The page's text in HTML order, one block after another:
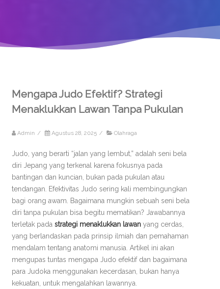
Mengapa Judo Efektif? Strategi
Menaklukkan Lawan Tanpa Pukulan
Admin / Agustus 28, 2025 / Olahraga
Judo, yang berarti “jalan yang lembut,” adalah seni bela
diri Jepang yang terkenal karena fokusnya pada
bantingan dan kuncian, bukan pada pukulan atau
tendangan. Efektivitas Judo sering kali membingungkan
bagi orang awam. Bagaimana mungkin sebuah seni bela
diri tanpa pukulan bisa begitu mematikan? Jawabannya
terletak pada strategi menaklukkan lawan yang cerdas,
yang berlandaskan pada prinsip ilmiah dan pemahaman
mendalam tentang anatomi manusia. Artikel ini akan
mengupas tuntas mengapa Judo efektif dan bagaimana
para Judoka menggunakan kecerdasan, bukan hanya
kekuatan, untuk mengalahkan lawannya.